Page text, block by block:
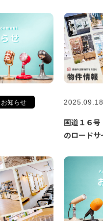
お知らせ 2025.09.18
国道１６
のロード